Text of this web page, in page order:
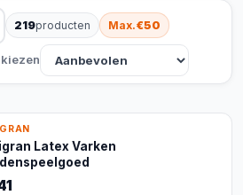
219producten Max.€50
Latex Varken